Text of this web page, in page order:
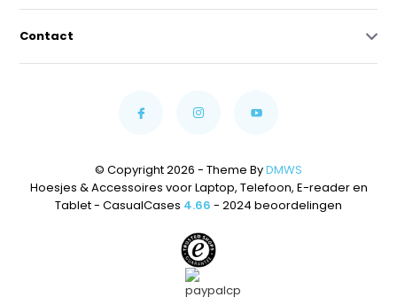
Contact
© Copyright 2026 - Theme ByDMWS
Hoesjes & Accessoires voor Laptop, Telefoon, E-reader en
Tablet - CasualCases 4.66 - 2024 beoordelingen